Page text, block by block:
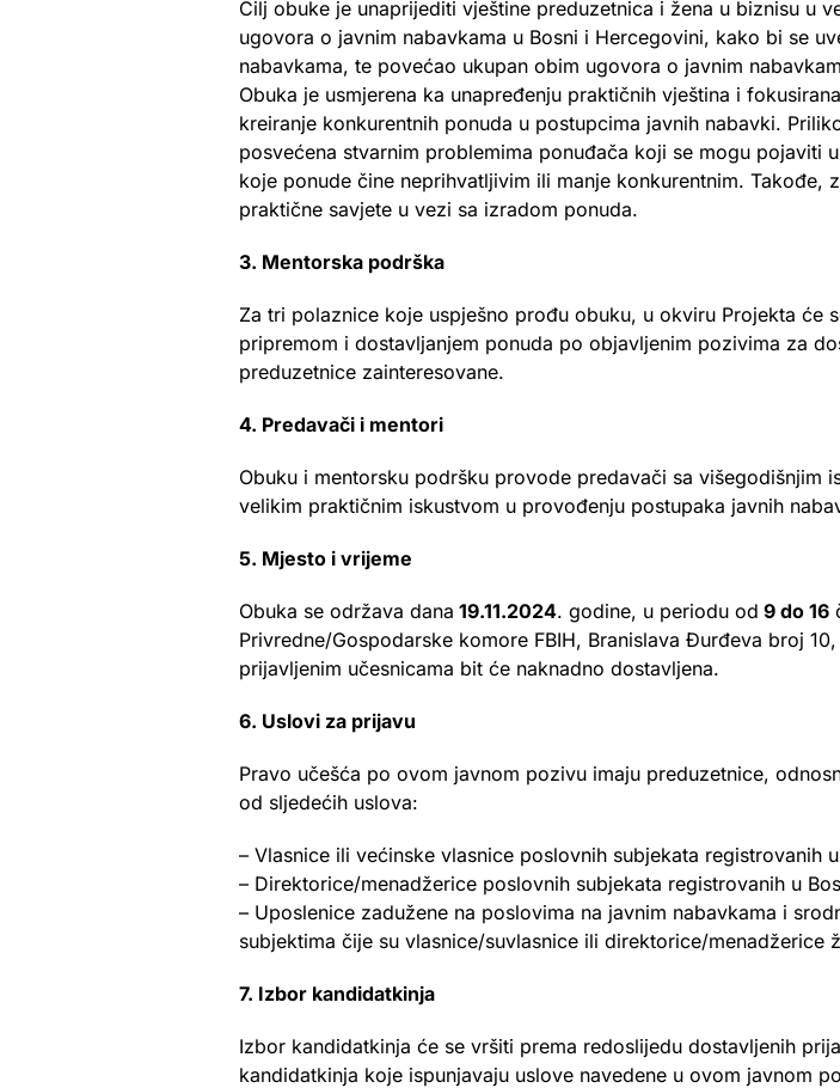
Cilj obuke je unaprijediti vještine preduzetnica i žena u biznisu u
ugovora o javnim nabavkama u Bosni i Hercegovini, kako bi se
nabavkama, te povećao ukupan obim ugovora o javnim
Obuka je usmjerena ka unapređenju praktičnih vještina i
kreiranje konkurentnih ponuda u postupcima javnih nabavki.
posvećena stvarnim problemima ponuđača koji se mogu pojaviti
koje ponude čine neprihvatljivim ili manje konkurentnim. Takođe,
praktične savjete u vezi sa izradom ponuda.
3. Mentorska podrška
Za tri polaznice koje uspješno prođu obuku, u okviru Projekta će
pripremom i dostavljanjem ponuda po objavljenim pozivima za
preduzetnice zainteresovane.
4. Predavači i mentori
Obuku i mentorsku podršku provode predavači sa višegodišnjim
velikim praktičnim iskustvom u provođenju postupaka javnih
5. Mjesto i vrijeme
Obuka se održava dana 19.11.2024. godine, u periodu od 9 do 16
Privredne/Gospodarske komore FBIH, Branislava Đurđeva broj
prijavljenim učesnicama bit će naknadno dostavljena.
6. Uslovi za prijavu
Pravo učešća po ovom javnom pozivu imaju preduzetnice,
od sljedećih uslova:
– Vlasnice ili većinske vlasnice poslovnih subjekata registrovanih
– Direktorice/menadžerice poslovnih subjekata registrovanih u
– Uposlenice zadužene na poslovima na javnim nabavkama i
subjektima čije su vlasnice/suvlasnice ili direktorice/menadžerice
7. Izbor kandidatkinja
Izbor kandidatkinja će se vršiti prema redoslijedu dostavljenih
kandidatkinja koje ispunjavaju uslove navedene u ovom javnom